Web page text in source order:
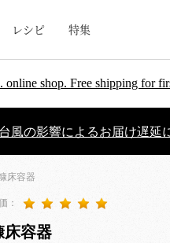
レシピ 特集
shop. Free shipping for
風の影響によるお届け遅延
床容器
：
床容器